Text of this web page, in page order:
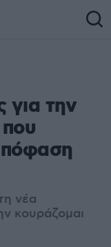
για την
νέα
κουράζομαι